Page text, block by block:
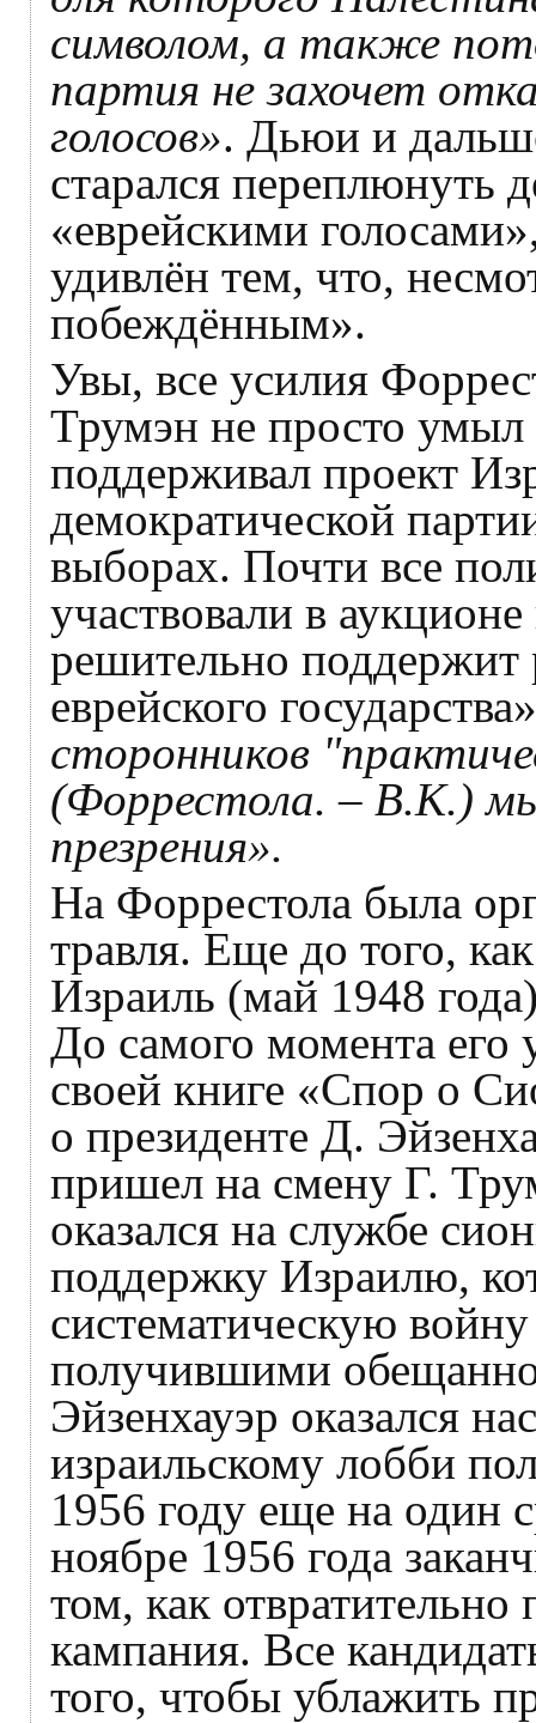
символом, а также
партия не захочет
голосов». Дьюи и
старался переплюнуть
«еврейскими
удивлён тем, что,
побеждённым».
Увы, все усилия
Трумэн не просто
поддерживал проект
демократической
выборах. Почти все
участвовали в
решительно поддержит
еврейского
сторонников
(Форрестола. – В.К.)
презрения».
На Форрестола была
травля. Еще до того,
Израиль (май 1948
До самого момента его
своей книге «Спор о
о президенте Д.
пришел на смену Г.
оказался на службе
поддержку Израилю,
систематическую
получившими
Эйзенхауэр оказался
израильскому лобби
1956 году еще на один
ноябре 1956 года
том, как
кампания. Все
того, чтобы ублажить